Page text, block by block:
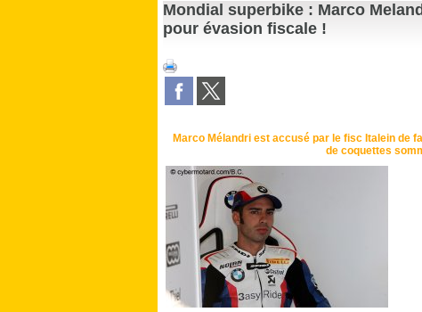
Mondial superbike : Marco
pour évasion fiscale !
Marco Mélandri est accusé par le fisc Italein de
de coquettes